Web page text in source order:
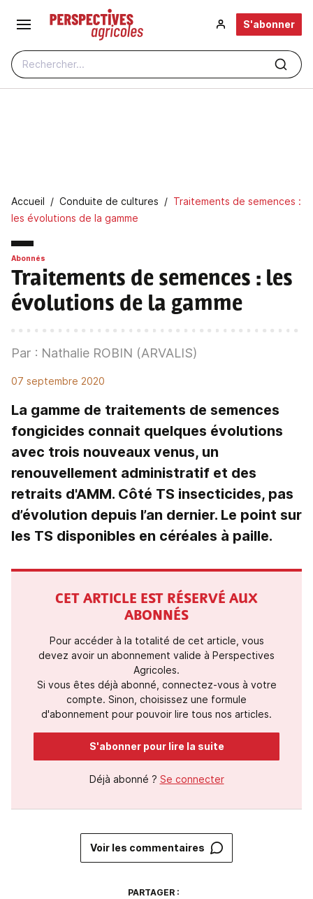
Aller au contenu principal
Rechercher...
S'abonner
Fil d'Ariane
Accueil Conduite de cultures
Traitements de semences :
les évolutions de la gamme
Abonnés
Traitements de semences : les
évolutions de la gamme
Par : Nathalie ROBIN (ARVALIS)
07 septembre 2020
La gamme de traitements de semences
fongicides connait quelques évolutions
avec trois nouveaux venus, un
renouvellement administratif et des
retraits d'AMM. Côté TS insecticides, pas
d’évolution depuis l’an dernier. Le point sur
les TS disponibles en céréales à paille.
CET ARTICLE EST RÉSERVÉ AUX
ABONNÉS
Pour accéder à la totalité de cet article, vous
devez avoir un abonnement valide à Perspectives
Agricoles.
Si vous êtes déjà abonné, connectez-vous à votre
compte. Sinon, choisissez une formule
d'abonnement pour pouvoir lire tous nos articles.
S'abonner pour lire la suite
Déjà abonné ? Se connecter
Voir les commentaires
PARTAGER :